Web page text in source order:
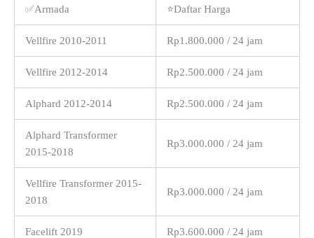
✅Armada ⭐Daftar Harga
Vellfire 2010-2011 Rp1.800.000 / 24 jam
Vellfire 2012-2014 Rp2.500.000 / 24 jam
Alphard 2012-2014 Rp2.500.000 / 24 jam
Alphard Transformer
2015-2018
Rp3.000.000 / 24 jam
Vellfire Transformer 2015-
2018
Rp3.000.000 / 24 jam
Facelift 2019 Rp3.600.000 / 24 jam